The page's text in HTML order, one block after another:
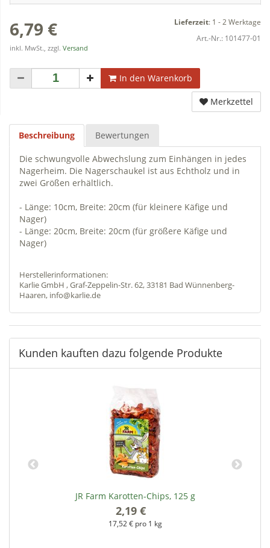
6,79 €
inkl. MwSt., zzgl. Versand
Lieferzeit: 1 - 2 Werktage
Art.-Nr.: 101477-01
In den Warenkorb
Merkzettel
Beschreibung Bewertungen
Die schwungvolle Abwechslung zum Einhängen in jedes
Nagerheim. Die Nagerschaukel ist aus Echtholz und in
zwei Größen erhältlich.
- Länge: 10cm, Breite: 20cm (für kleinere Käfige und
Nager)
- Länge: 20cm, Breite: 20cm (für größere Käfige und
Nager)
Herstellerinformationen:
Karlie GmbH , Graf-Zeppelin-Str. 62, 33181 Bad Wünnenberg-
Haaren, info@karlie.de
Kunden kauften dazu folgende Produkte
JR Farm Karotten-Chips, 125 g
2,19 €
17,52 € pro 1 kg